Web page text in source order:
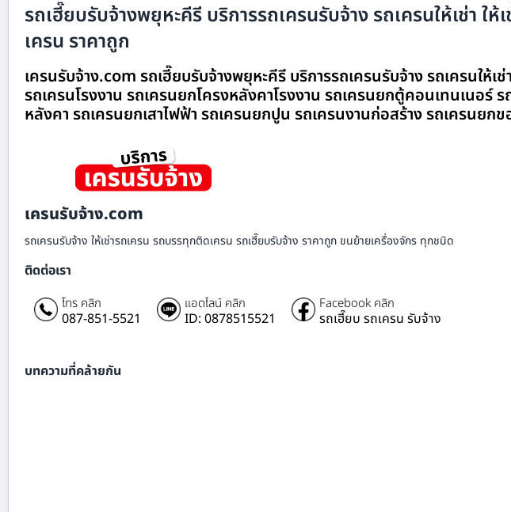
รถเฮี๊ยบรับจ้างพยุหะคีรี บริการรถเครนรับจ้าง รถเครนให้เช่า ให้เ
เครน ราคาถูก
เครนรับจ้าง.com รถเฮี๊ยบรับจ้างพยุหะคีรี บริการรถเครนรับจ้าง รถเครนให้เช่
รถเครนโรงงาน รถเครนยกโครงหลังคาโรงงาน รถเครนยกตู้คอนเทนเนอร์
หลังคา รถเครนยกเสาไฟฟ้า รถเครนยกปูน รถเครนงานก่อสร้าง รถเครนยกข
เครนรับจ้าง.com
รถเครนรับจ้าง ให้เช่ารถเครน รถบรรทุกติดเครน รถเฮี๊ยบรับจ้าง ราคาถูก ขนย้ายเครื่องจักร ทุกชนิด
ติดต่อเรา
โทร คลิก
087-851-5521
แอดไลน์ คลิก
ID: 0878515521
Facebook คลิก
รถเฮี๊ยบ รถเครน รับจ้าง
บทความที่คล้ายกัน